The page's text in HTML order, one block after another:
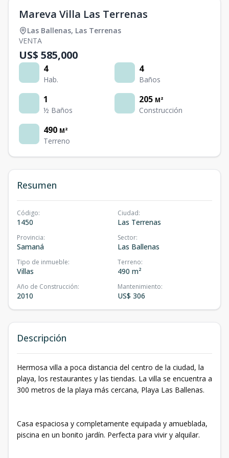
Mareva Villa Las Terrenas
Las Ballenas, Las Terrenas
VENTA
US$ 585,000
4
Hab.
4
Baños
1
½ Baños
205 M²
Construcción
490 M²
Terreno
Resumen
Código:
1450
Ciudad:
Las Terrenas
Provincia:
Samaná
Sector:
Las Ballenas
Tipo de inmueble:
Villas
Terreno:
490 m²
Año de Construcción:
2010
Mantenimiento:
US$ 306
Descripción
Hermosa villa a poca distancia del centro de la ciudad, la
playa, los restaurantes y las tiendas. La villa se encuentra a
300 metros de la playa más cercana, Playa Las Ballenas.
Casa espaciosa y completamente equipada y amueblada,
piscina en un bonito jardín. Perfecta para vivir y alquilar.